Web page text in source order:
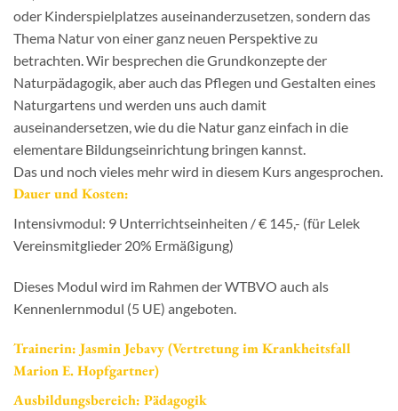
oder Kinderspielplatzes auseinanderzusetzen, sondern das
Thema Natur von einer ganz neuen Perspektive zu
betrachten. Wir besprechen die Grundkonzepte der
Naturpädagogik, aber auch das Pflegen und Gestalten eines
Naturgartens und werden uns auch damit
auseinandersetzen, wie du die Natur ganz einfach in die
elementare Bildungseinrichtung bringen kannst.
Das und noch vieles mehr wird in diesem Kurs angesprochen.
Dauer und Kosten:
Intensivmodul: 9 Unterrichtseinheiten / € 145,- (für Lelek
Vereinsmitglieder 20% Ermäßigung)
Dieses Modul wird im Rahmen der WTBVO auch als
Kennenlernmodul (5 UE) angeboten.
Trainerin: Jasmin Jebavy(Vertretung im Krankheitsfall
Marion E. Hopfgartner)
Ausbildungsbereich: Pädagogik